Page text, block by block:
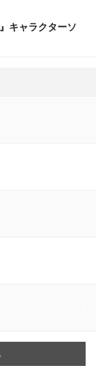
キャラクターソ